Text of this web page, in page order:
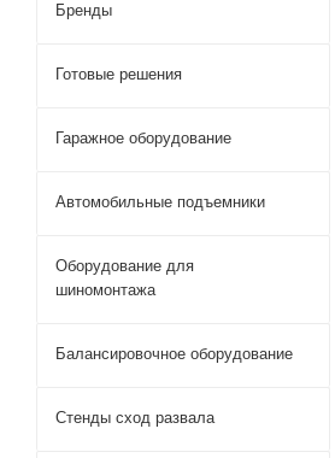
Бренды
Готовые решения
Гаражное оборудование
Автомобильные подъемники
Оборудование для
шиномонтажа
Балансировочное оборудование
Стенды сход развала